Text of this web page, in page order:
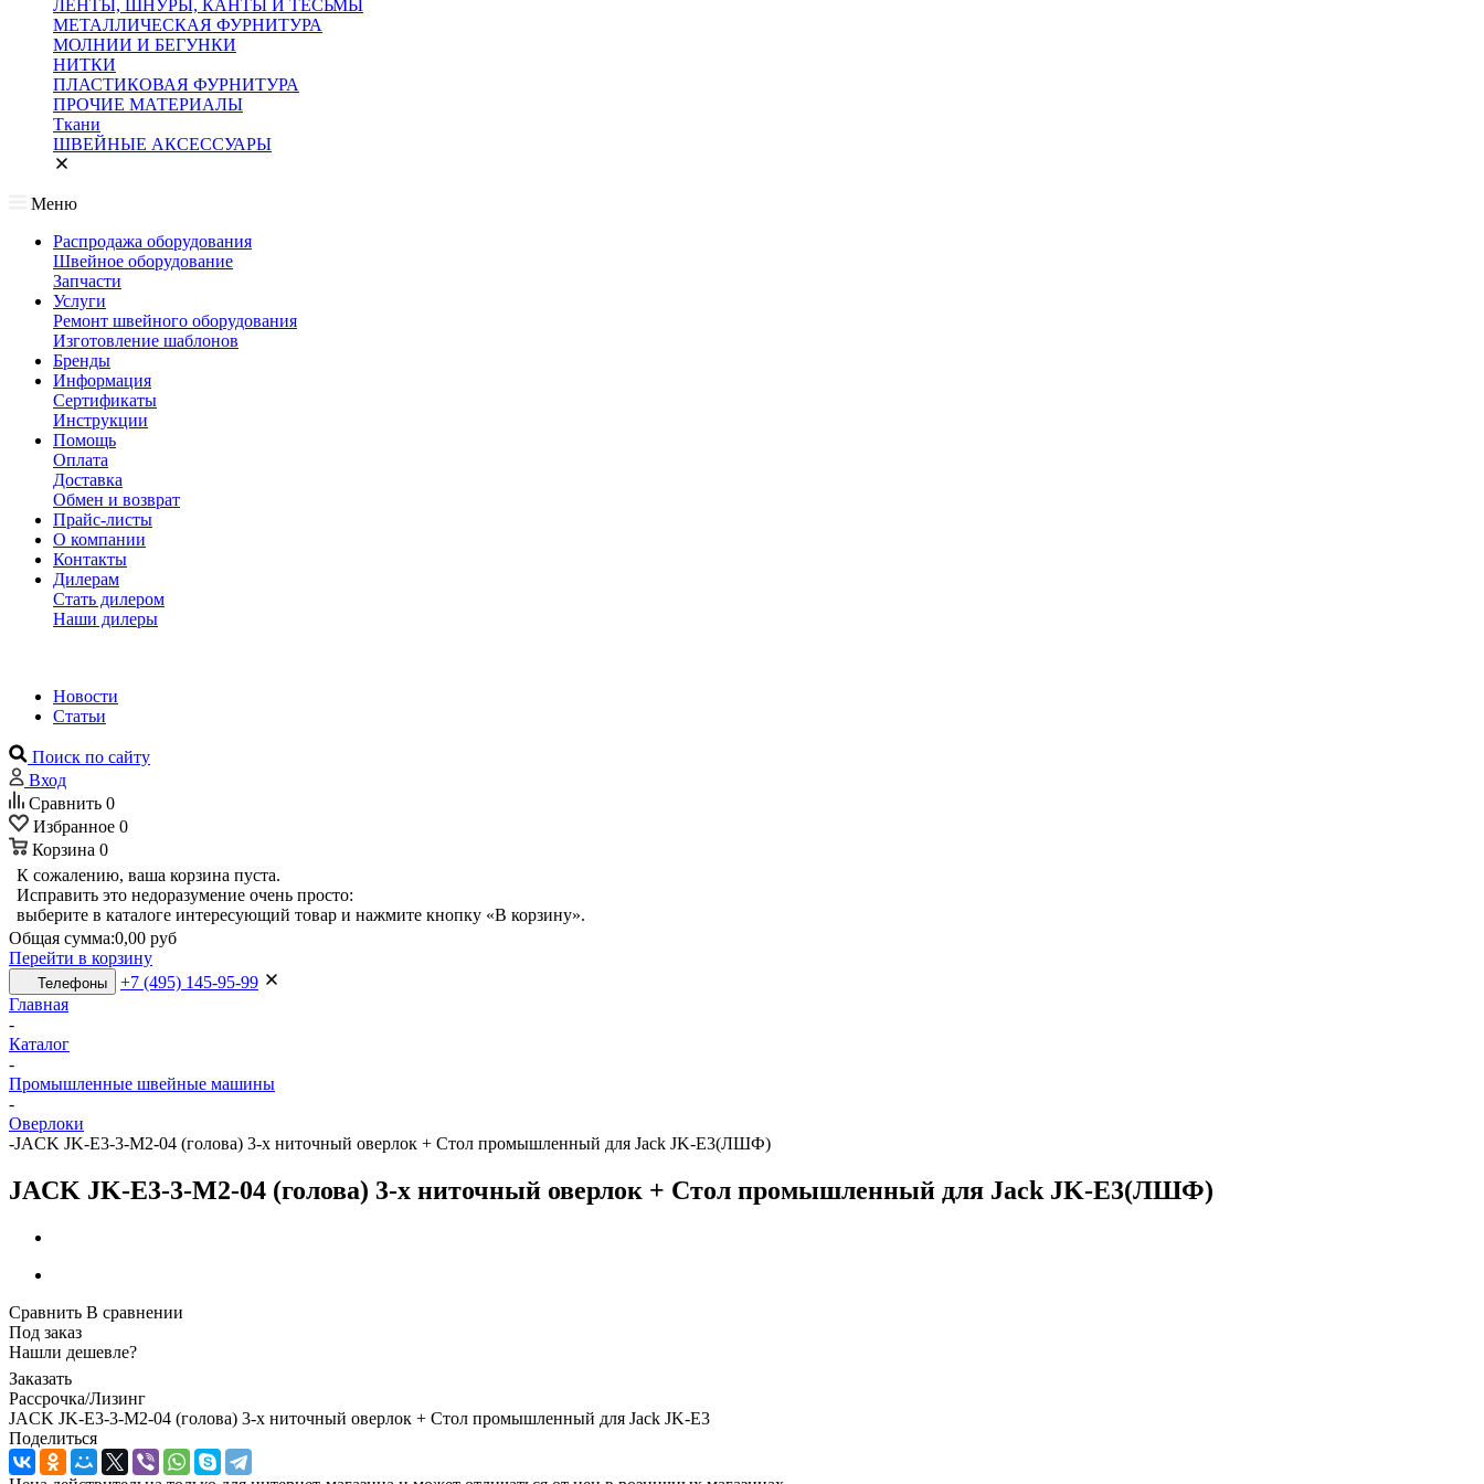
ЛЕНТЫ, ШНУРЫ, КАНТЫ И ТЕСЬМЫ
МЕТАЛЛИЧЕСКАЯ ФУРНИТУРА
МОЛНИИ И БЕГУНКИ
НИТКИ
ПЛАСТИКОВАЯ ФУРНИТУРА
ПРОЧИЕ МАТЕРИАЛЫ
Ткани
ШВЕЙНЫЕ АКСЕССУАРЫ
Меню
Распродажа оборудования
Швейное оборудование
Запчасти
Услуги
Ремонт швейного оборудования
Изготовление шаблонов
Бренды
Информация
Сертификаты
Инструкции
Помощь
Оплата
Доставка
Обмен и возврат
Прайс-листы
О компании
Контакты
Дилерам
Стать дилером
Наши дилеры
Новости
Статьи
Поиск по сайту
Вход
Сравнить 0
Избранное 0
Корзина 0
К сожалению, ваша корзина пуста.
Исправить это недоразумение очень просто:
выберите в каталоге интересующий товар и нажмите кнопку «В корзину».
Общая сумма:0,00 руб
Перейти в корзину
Телефоны
+7 (495) 145-95-99
Главная
-
Каталог
-
Промышленные швейные машины
-
Оверлоки
-JACK JK-E3-3-M2-04 (голова) 3-х ниточный оверлок + Стол промышленный для Jack JK-E3(ЛШФ)
JACK JK-E3-3-M2-04 (голова) 3-х ниточный оверлок + Стол промышленный для Jack JK-E3(ЛШФ)
Сравнить В сравнении
Под заказ
Нашли дешевле?
Заказать
Рассрочка/Лизинг
JACK JK-E3-3-M2-04 (голова) 3-х ниточный оверлок + Стол промышленный для Jack JK-E3
Поделиться